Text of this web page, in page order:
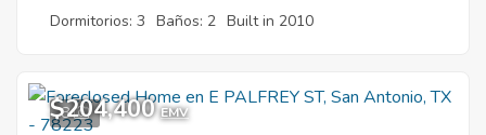
Dormitorios: 3 Baños: 2 Built in 2010
8
$204,400 EMV